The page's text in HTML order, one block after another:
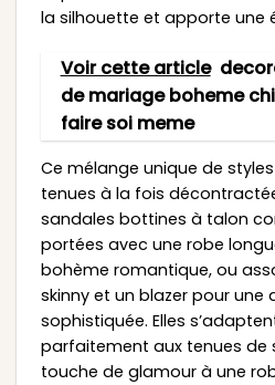
la silhouette et apporte une
Voir cette article
de mariage boheme
faire soi meme
Ce mélange unique de
tenues à la fois
sandales bottines à talon
portées avec une robe
bohème romantique, ou
skinny et un blazer pour une
sophistiquée. Elles
parfaitement aux tenues de
touche de glamour à une